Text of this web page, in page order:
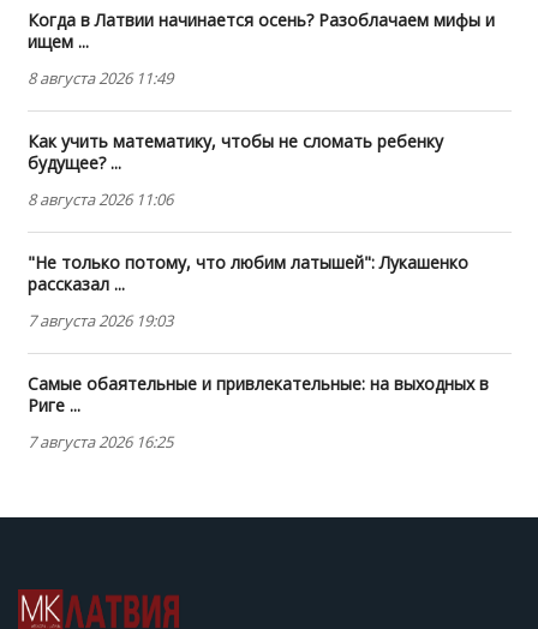
Когда в Латвии начинается осень? Разоблачаем мифы и
ищем ...
8 августа 2026 11:49
Как учить математику, чтобы не сломать ребенку
будущее? ...
8 августа 2026 11:06
"Не только потому, что любим латышей": Лукашенко
рассказал ...
7 августа 2026 19:03
Самые обаятельные и привлекательные: на выходных в
Риге ...
7 августа 2026 16:25